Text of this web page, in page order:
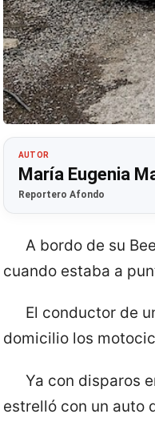
AUTOR
María Eugenia
Reportero Afondo
A bordo de su
cuando estaba a
El conductor de
domicilio los
Ya con disparos
estrelló con un auto